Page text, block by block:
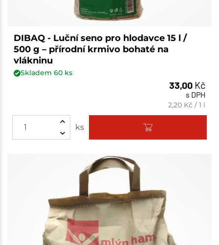
DIBAQ - Luční seno pro hlodavce 15 l /
500 g – přírodní krmivo bohaté na
vlákninu
Skladem 60ks
33,00 Kč
s DPH
2,20 Kč /1 l
ks